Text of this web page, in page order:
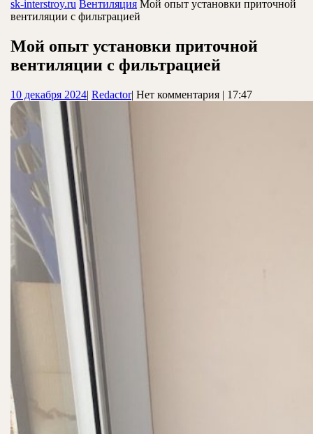
sk-interstroy.ru Вентиляция Мой опыт установки приточной
вентиляции с фильтрацией
Мой опыт установки приточной
вентиляции с фильтрацией
10 декабря 202410
| RedactorRedactor
| Нет комментария | 17:47